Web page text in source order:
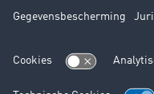
Algemene voorwaarden